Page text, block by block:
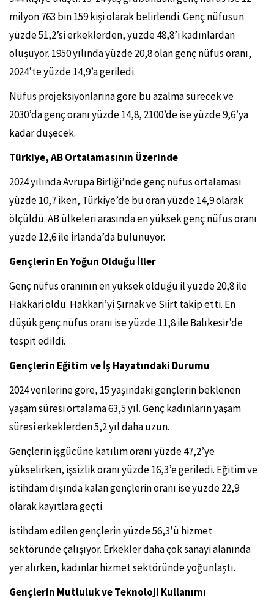
milyon 763 bin 159 kişi olarak belirlendi. Genç nüfusun
yüzde 51,2’si erkeklerden, yüzde 48,8’i kadınlardan
oluşuyor. 1950 yılında yüzde 20,8 olan genç nüfus oranı,
2024’te yüzde 14,9’a geriledi.
Nüfus projeksiyonlarına göre bu azalma sürecek ve
2030’da genç oranı yüzde 14,8, 2100’de ise yüzde 9,6’ya
kadar düşecek.
Türkiye, AB Ortalamasının Üzerinde
2024 yılında Avrupa Birliği’nde genç nüfus ortalaması
yüzde 10,7 iken, Türkiye’de bu oran yüzde 14,9 olarak
ölçüldü. AB ülkeleri arasında en yüksek genç nüfus oranı
yüzde 12,6 ile İrlanda’da bulunuyor.
Gençlerin En Yoğun Olduğu İller
Genç nüfus oranının en yüksek olduğu il yüzde 20,8 ile
Hakkari oldu. Hakkari’yi Şırnak ve Siirt takip etti. En
düşük genç nüfus oranı ise yüzde 11,8 ile Balıkesir’de
tespit edildi.
Gençlerin Eğitim ve İş Hayatındaki Durumu
2024 verilerine göre, 15 yaşındaki gençlerin beklenen
yaşam süresi ortalama 63,5 yıl. Genç kadınların yaşam
süresi erkeklerden 5,2 yıl daha uzun.
Gençlerin işgücüne katılım oranı yüzde 47,2’ye
yükselirken, işsizlik oranı yüzde 16,3’e geriledi. Eğitim ve
istihdam dışında kalan gençlerin oranı ise yüzde 22,9
olarak kayıtlara geçti.
İstihdam edilen gençlerin yüzde 56,3’ü hizmet
sektöründe çalışıyor. Erkekler daha çok sanayi alanında
yer alırken, kadınlar hizmet sektöründe yoğunlaştı.
Gençlerin Mutluluk ve Teknoloji Kullanımı